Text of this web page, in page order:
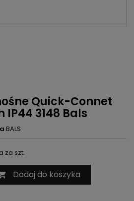
Quick-Connet
IP44 3148 Bals
BALS
za szt.
Dodaj do koszyka